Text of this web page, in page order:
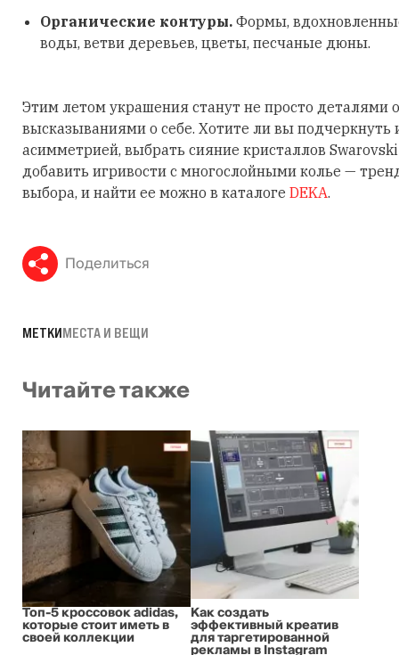
Органические контуры. Формы,
воды, ветви деревьев, цветы, песчаные дюны.
Этим летом украшения станут не просто деталями
высказываниями о себе. Хотите ли вы подчеркнуть
асимметрией, выбрать сияние кристаллов
добавить игривости с многослойными колье —
выбора, и найти ее можно в каталоге DEKA.
Поделиться
МЕТКИМЕСТА И ВЕЩИ
Читайте также
Топ-5 кроссовок adidas,
которые стоит иметь в
своей коллекции
Как создать
эффективный креатив
для таргетированной